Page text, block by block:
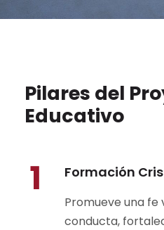
Pilares del
Educativo
1 Formación
Promueve una fe
conducta,